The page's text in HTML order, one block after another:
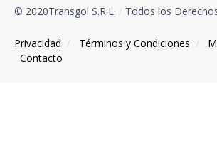
© 2020Transgol S.R.L. / Todos los
Privacidad / Términos y Condiciones /
Contacto